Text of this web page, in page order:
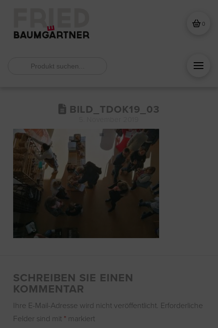
0
BILD_TDOK19_03
SCHREIBEN SIE EINEN
KOMMENTAR
Ihre E-Mail-Adresse wird nicht veröffentlicht. Erforderliche
Felder sind mit *markiert